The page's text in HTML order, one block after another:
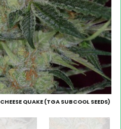
CHEESE QUAKE (TGA SUBCOOL SEEDS)